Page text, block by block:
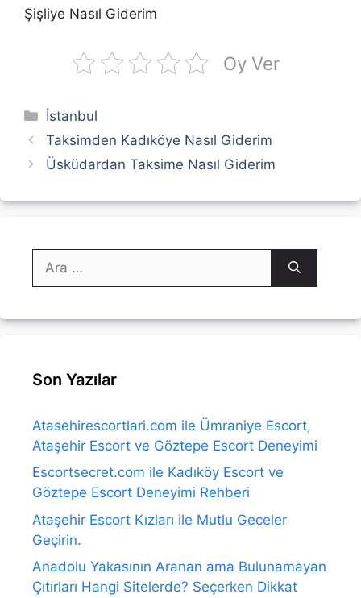
Şişliye Nasıl Giderim
Oy Ver
Kategoriler
İstanbul
Taksimden Kadıköye Nasıl Giderim
Üsküdardan Taksime Nasıl Giderim
ara
Son Yazılar
Atasehirescortlari.com ile Ümraniye Escort,
Ataşehir Escort ve Göztepe Escort Deneyimi
Escortsecret.com ile Kadıköy Escort ve
Göztepe Escort Deneyimi Rehberi
Ataşehir Escort Kızları ile Mutlu Geceler
Geçirin.
Anadolu Yakasının Aranan ama Bulunamayan
Çıtırları Hangi Sitelerde? Seçerken Dikkat